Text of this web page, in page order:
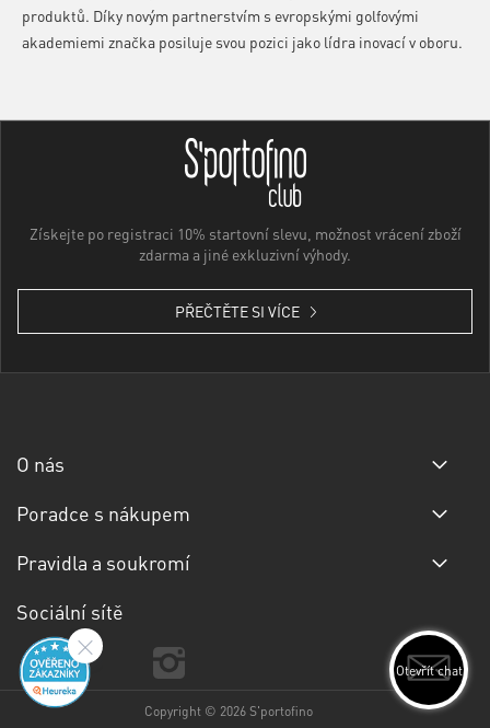
produktů. Díky novým partnerstvím s evropskými golfovými
akademiemi značka posiluje svou pozici jako lídra inovací v oboru.
Získejte po registraci 10% startovní slevu, možnost vrácení zboží
zdarma a jiné exkluzivní výhody.
PŘEČTĚTE SI VÍCE
O nás
Poradce s nákupem
Pravidla a soukromí
Sociální sítě
Copyright © 2026 S'portofino
Otevřít chat